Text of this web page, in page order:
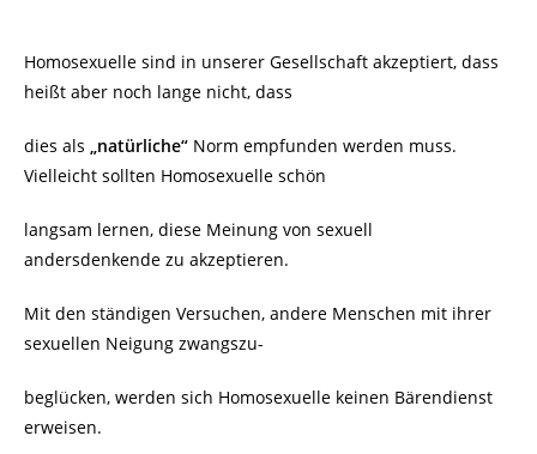
Homosexuelle sind in unserer Gesellschaft akzeptiert, dass
heißt aber noch lange nicht, dass
dies als „natürliche“ Norm empfunden werden muss.
Vielleicht sollten Homosexuelle schön
langsam lernen, diese Meinung von sexuell
andersdenkende zu akzeptieren.
Mit den ständigen Versuchen, andere Menschen mit ihrer
sexuellen Neigung zwangszu-
beglücken, werden sich Homosexuelle keinen Bärendienst
erweisen.